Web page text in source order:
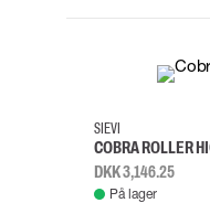
38
SIEVI
COBRA ROLLER
DKK 3,146.25
På lager